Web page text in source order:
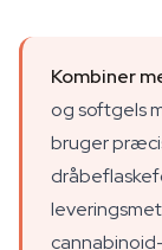
Kombiner
og softgels
bruger